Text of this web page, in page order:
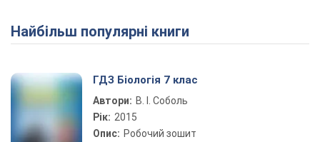
Найбільш популярні книги
ГДЗ Біологія 7 клас
Автори: В. І. Соболь
Рік: 2015
Опис: Робочий зошит